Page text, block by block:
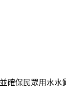
確保民眾用水